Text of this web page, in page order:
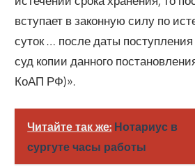
вступает в законную силу по
суток … после даты
суд копии данного
КоАП РФ)».
Читайте так же: Нотариус в
сургуте часы работы